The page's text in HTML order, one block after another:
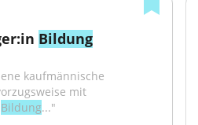
Bildung
kaufmännische
mit
Bildung..."